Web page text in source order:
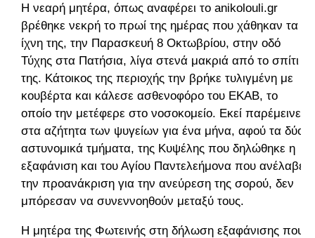
Η νεαρή μητέρα, όπως αναφέρει το anikolouli.gr
βρέθηκε νεκρή το πρωί της ημέρας που χάθηκαν τα
ίχνη της, την Παρασκευή 8 Οκτωβρίου, στην οδό
Τύχης στα Πατήσια, λίγα στενά μακριά από το σπίτι
της. Κάτοικος της περιοχής την βρήκε τυλιγμένη με
κουβέρτα και κάλεσε ασθενοφόρο του ΕΚΑΒ, το
οποίο την μετέφερε στο νοσοκομείο. Εκεί παρέμεινε
στα αζήτητα των ψυγείων για ένα μήνα, αφού τα δύο
αστυνομικά τμήματα, της Κυψέλης που δηλώθηκε η
εξαφάνιση και του Αγίου Παντελεήμονα που ανέλαβε
την προανάκριση για την ανεύρεση της σορού, δεν
μπόρεσαν να συνεννοηθούν μεταξύ τους.
Η μητέρα της Φωτεινής στη δήλωση εξαφάνισης που